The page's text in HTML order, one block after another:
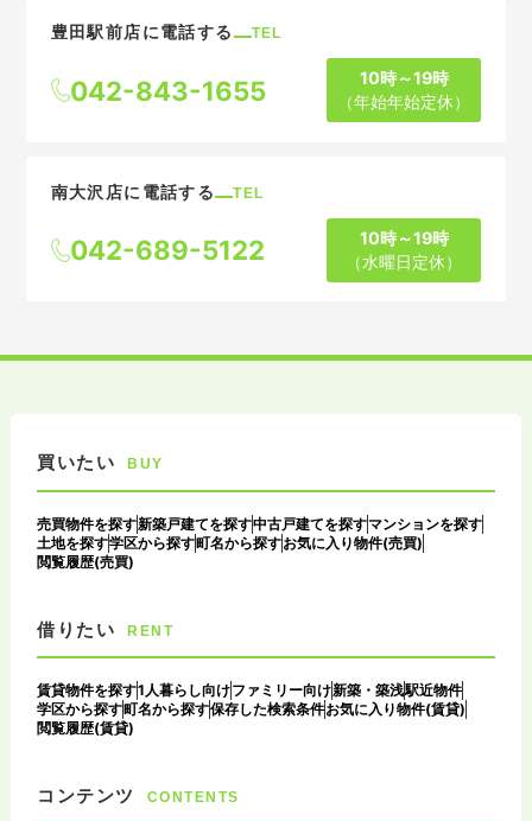
豊田駅前店に電話する TEL
042-843-1655
10時～19時
（年始年始定休）
南大沢店に電話する TEL
042-689-5122
10時～19時
（水曜日定休）
買いたい BUY
売買物件を探す新築戸建てを探す中古戸建てを探すマンションを探す
土地を探す学区から探す町名から探すお気に入り物件(売買)
閲覧履歴(売買)
借りたい RENT
賃貸物件を探す1人暮らし向けファミリー向け新築・築浅駅近物件
学区から探す町名から探す保存した検索条件お気に入り物件(賃貸)
閲覧履歴(賃貸)
コンテンツ CONTENTS